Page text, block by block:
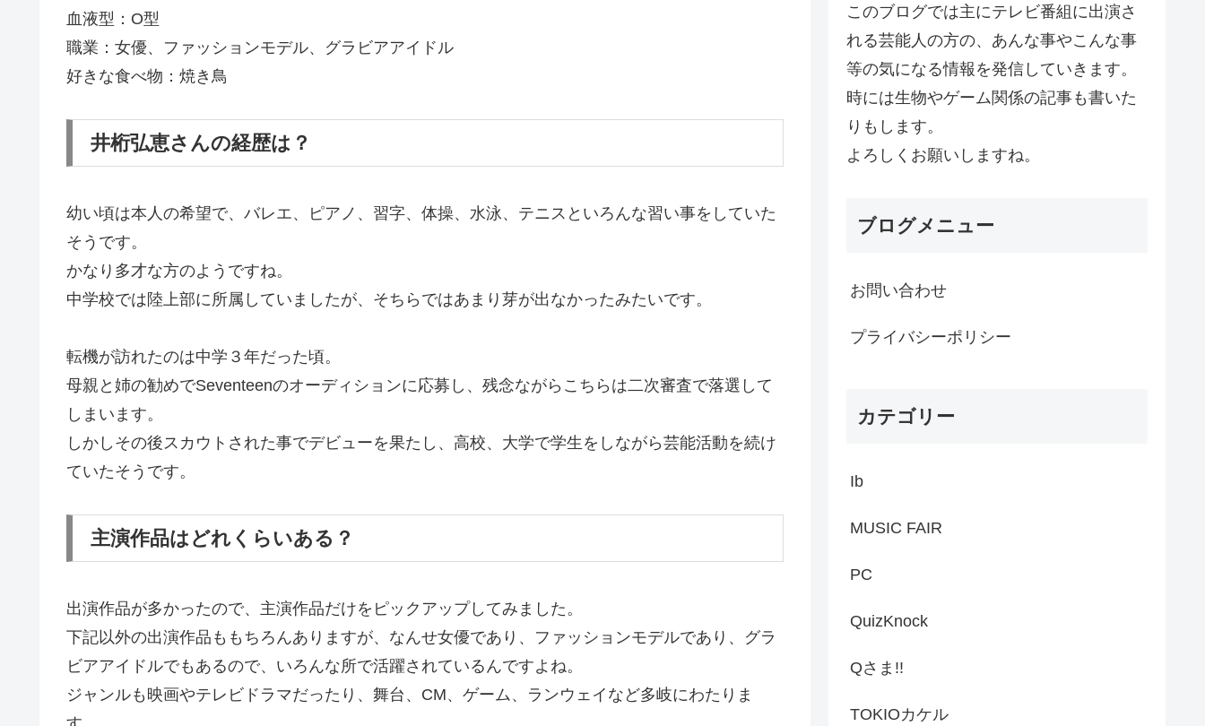
血液型：O型
職業：女優、ファッションモデル、グラビアアイドル
好きな食べ物：焼き鳥
井桁弘恵さんの経歴は？
幼い頃は本人の希望で、バレエ、ピアノ、習字、体操、水泳、テニスといろんな習い事をしていた
そうです。
かなり多才な方のようですね。
中学校では陸上部に所属していましたが、そちらではあまり芽が出なかったみたいです。
転機が訪れたのは中学３年だった頃。
母親と姉の勧めでSeventeenのオーディションに応募し、残念ながらこちらは二次審査で落選して
しまいます。
しかしその後スカウトされた事でデビューを果たし、高校、大学で学生をしながら芸能活動を続け
ていたそうです。
主演作品はどれくらいある？
出演作品が多かったので、主演作品だけをピックアップしてみました。
下記以外の出演作品ももちろんありますが、なんせ女優であり、ファッションモデルであり、グラ
ビアアイドルでもあるので、いろんな所で活躍されているんですよね。
ジャンルも映画やテレビドラマだったり、舞台、CM、ゲーム、ランウェイなど多岐にわたりま
このブログでは主にテレビ番組に出演さ
れる芸能人の方の、あんな事やこんな事
等の気になる情報を発信していきます。
時には生物やゲーム関係の記事も書いた
りもします。
よろしくお願いしますね。
ブログメニュー
お問い合わせ
プライバシーポリシー
カテゴリー
Ib
MUSIC FAIR
PC
QuizKnock
Qさま!!
TOKIOカケル